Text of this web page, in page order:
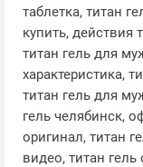
таблетка, титан
купить, действия
титан гель для
характеристика,
титан гель для
гель челябинск,
оригинал, титан
видео, титан